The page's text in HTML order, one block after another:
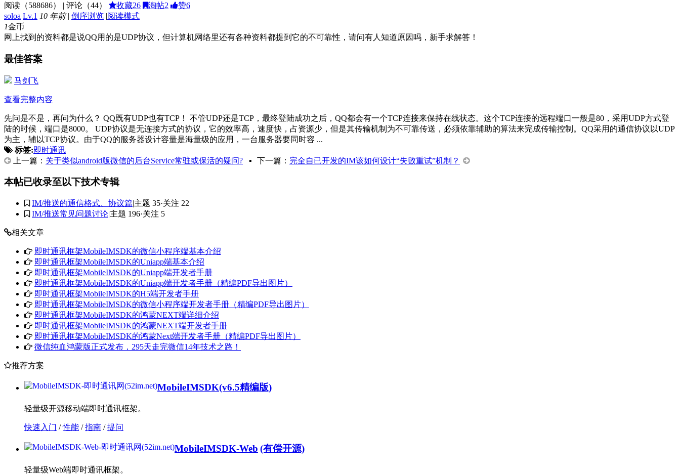
阅读（588686） | 评论（44） 收藏26 淘帖2 赞6
soloa Lv.1 10 年前 | 倒序浏览 |阅读模式
1金币
网上找到的资料都是说QQ用的是UDP协议，但计算机网络里还有各种资料都提到它的不可靠性，请问有人知道原因吗，新手求解答！
最佳答案
马剑飞
查看完整内容
先问是不是，再问为什么？ QQ既有UDP也有TCP！ 不管UDP还是TCP，最终登陆成功之后，QQ都会有一个TCP连接来保持在线状态。这个TCP连接的远程端口一般是80，采用UDP方式登
陆的时候，端口是8000。 UDP协议是无连接方式的协议，它的效率高，速度快，占资源少，但是其传输机制为不可靠传送，必须依靠辅助的算法来完成传输控制。QQ采用的通信协议以UDP
为主，辅以TCP协议。由于QQ的服务器设计容量是海量级的应用，一台服务器要同时容 ...
标签:即时通讯
上一篇： 关于类似android版微信的后台Service常驻或保活的疑问? ▪ 下一篇： 完全自已开发的IM该如何设计“失败重试”机制？
本帖已收录至以下技术专辑
IM/推送的通信格式、协议篇|主题 35·关注 22
IM/推送常见问题讨论|主题 196·关注 5
相关文章
即时通讯框架MobileIMSDK的微信小程序端基本介绍
即时通讯框架MobileIMSDK的Uniapp端基本介绍
即时通讯框架MobileIMSDK的Uniapp端开发者手册
即时通讯框架MobileIMSDK的Uniapp端开发者手册（精编PDF导出图片）
即时通讯框架MobileIMSDK的H5端开发者手册
即时通讯框架MobileIMSDK的微信小程序端开发者手册（精编PDF导出图片）
即时通讯框架MobileIMSDK的鸿蒙NEXT端详细介绍
即时通讯框架MobileIMSDK的鸿蒙NEXT端开发者手册
即时通讯框架MobileIMSDK的鸿蒙Next端开发者手册（精编PDF导出图片）
微信纯血鸿蒙版正式发布，295天走完微信14年技术之路！
推荐方案
MobileIMSDK(v6.5精编版)
轻量级开源移动端即时通讯框架。
快速入门 / 性能 / 指南 / 提问
MobileIMSDK-Web (有偿开源)
轻量级Web端即时通讯框架。